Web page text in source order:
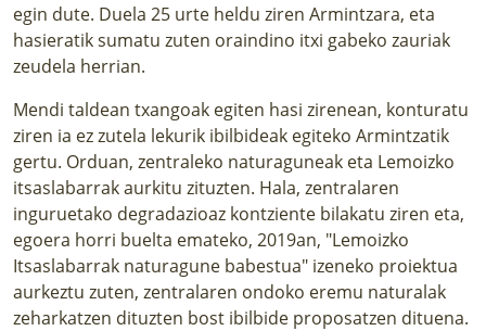
egin dute. Duela 25 urte heldu ziren Armintzara, eta
hasieratik sumatu zuten oraindino itxi gabeko zauriak
zeudela herrian.
Mendi taldean txangoak egiten hasi zirenean, konturatu
ziren ia ez zutela lekurik ibilbideak egiteko Armintzatik
gertu. Orduan, zentraleko naturaguneak eta Lemoizko
itsaslabarrak aurkitu zituzten. Hala, zentralaren
inguruetako degradazioaz kontziente bilakatu ziren eta,
egoera horri buelta emateko, 2019an, "Lemoizko
Itsaslabarrak naturagune babestua" izeneko proiektua
aurkeztu zuten, zentralaren ondoko eremu naturalak
zeharkatzen dituzten bost ibilbide proposatzen dituena.